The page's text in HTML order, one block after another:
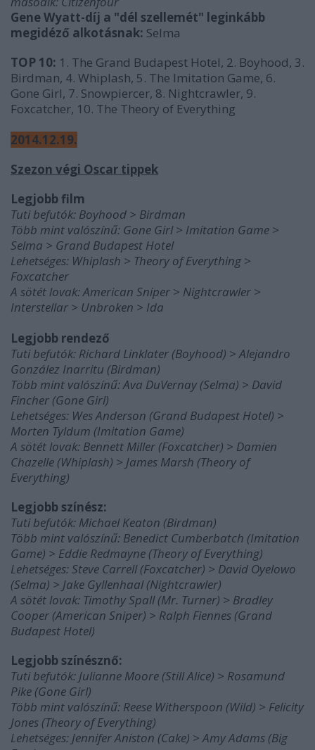
Gene Wyatt-díj a "dél szellemét" leginkább
megidéző alkotásnak: Selma
TOP 10: 1. The Grand Budapest Hotel, 2. Boyhood, 3.
Birdman, 4. Whiplash, 5. The Imitation Game, 6.
Gone Girl, 7. Snowpiercer, 8. Nightcrawler, 9.
Foxcatcher, 10. The Theory of Everything
2014.12.19.
Szezon végi Oscar tippek
Legjobb film
Tuti befutók: Boyhood > Birdman
Több mint valószínű: Gone Girl > Imitation Game >
Selma > Grand Budapest Hotel
Lehetséges: Whiplash > Theory of Everything >
Foxcatcher
A sötét lovak: American Sniper > Nightcrawler >
Interstellar > Unbroken > Ida
Legjobb rendező
Tuti befutók: Richard Linklater (Boyhood) > Alejandro
González Inarritu (Birdman)
Több mint valószínű: Ava DuVernay (Selma) > David
Fincher (Gone Girl)
Lehetséges: Wes Anderson (Grand Budapest Hotel) >
Morten Tyldum (Imitation Game)
A sötét lovak: Bennett Miller (Foxcatcher) > Damien
Chazelle (Whiplash) > James Marsh (Theory of
Everything)
Legjobb színész:
Tuti befutók: Michael Keaton (Birdman)
Több mint valószínű: Benedict Cumberbatch (Imitation
Game) > Eddie Redmayne (Theory of Everything)
Lehetséges: Steve Carrell (Foxcatcher) > David Oyelowo
(Selma) > Jake Gyllenhaal (Nightcrawler)
A sötét lovak: Timothy Spall (Mr. Turner) > Bradley
Cooper (American Sniper) > Ralph Fiennes (Grand
Budapest Hotel)
Legjobb színésznő:
Tuti befutók: Julianne Moore (Still Alice) > Rosamund
Pike (Gone Girl)
Több mint valószínű: Reese Witherspoon (Wild) > Felicity
Jones (Theory of Everything)
Lehetséges: Jennifer Aniston (Cake) > Amy Adams (Big